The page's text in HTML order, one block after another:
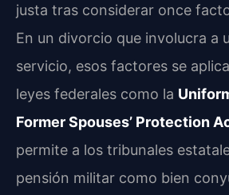
justa tras considerar once
En un divorcio que involucra a
servicio, esos factores se
leyes federales como la
Former Spouses’ Protection
permite a los tribunales
pensión militar como bien